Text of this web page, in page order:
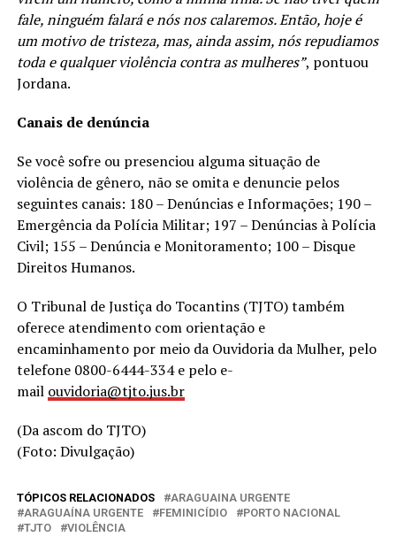
fale, ninguém falará e nós nos calaremos. Então, hoje é
um motivo de tristeza, mas, ainda assim, nós repudiamos
toda e qualquer violência contra as mulheres”, pontuou
Jordana.
Canais de denúncia
Se você sofre ou presenciou alguma situação de
violência de gênero, não se omita e denuncie pelos
seguintes canais: 180 – Denúncias e Informações; 190 –
Emergência da Polícia Militar; 197 – Denúncias à Polícia
Civil; 155 – Denúncia e Monitoramento; 100 – Disque
Direitos Humanos.
O Tribunal de Justiça do Tocantins (TJTO) também
oferece atendimento com orientação e
encaminhamento por meio da Ouvidoria da Mulher, pelo
telefone 0800-6444-334 e pelo e-
mail ouvidoria@tjto.jus.br
(Da ascom do TJTO)
(Foto: Divulgação)
TÓPICOS RELACIONADOS
ARAGUAINA URGENTE
ARAGUAÍNA URGENTE
FEMINICÍDIO
PORTO NACIONAL
TJTO
VIOLÊNCIA